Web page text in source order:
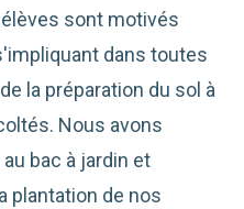
sont motivés
dans toutes
la préparation du sol à
Nous avons
bac à jardin et
plantation de nos